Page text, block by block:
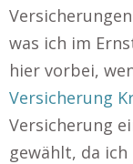
was ich im
hier vorbei,
Versicherung
Versicherung
gewählt, da